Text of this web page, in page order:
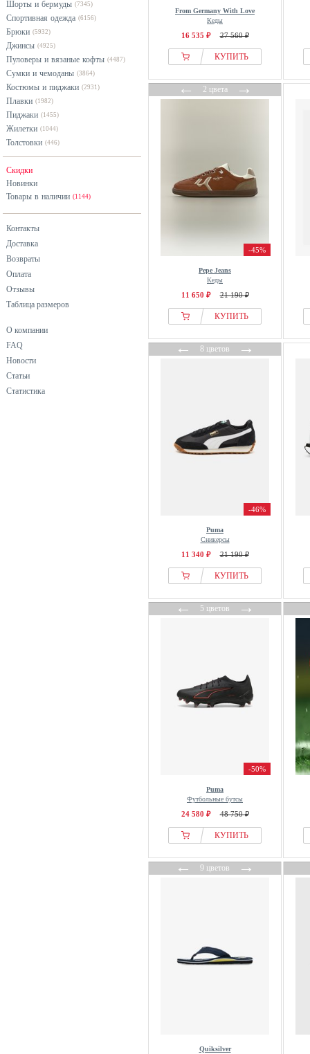
Bershka
Bianco
Big Star
Bikkembergs
Birkenstock
Bjorn Borg
Blend
Blusmart
Boggi Milano
Bogner
BOSS
Brasileras
BRAX
Bruno Banani
фиолетовый
хаки
черный
Шорты и бермуды (7345)
Спортивная одежда (6156)
Брюки (5932)
Джинсы (4925)
Пуловеры и вязаные кофты (4487)
Сумки и чемоданы (3864)
Костюмы и пиджаки (2931)
Плавки (1982)
Пиджаки (1455)
Жилетки (1044)
Толстовки (446)
Скидки
Новинки
Товары в наличии (1144)
Контакты
Доставка
Возвраты
Оплата
Отзывы
Таблица размеров
О компании
FAQ
Новости
Статьи
Статистика
From Germany With Love
Кеды
16 535 ₽ 27 560 ₽
КУПИТЬ
←2 цвета→
-45%
Pepe Jeans
Кеды
11 650 ₽ 21 190 ₽
КУПИТЬ
←8 цветов→
-46%
Puma
Сникерсы
11 340 ₽ 21 190 ₽
КУПИТЬ
←5 цветов→
-50%
Puma
Футбольные бутсы
24 580 ₽ 48 750 ₽
КУПИТЬ
←9 цветов→
Quiksilver